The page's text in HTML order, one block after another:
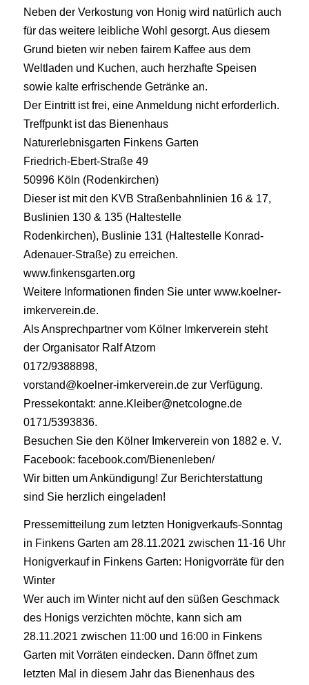
Neben der Verkostung von Honig wird natürlich auch
für das weitere leibliche Wohl gesorgt. Aus diesem
Grund bieten wir neben fairem Kaffee aus dem
Weltladen und Kuchen, auch herzhafte Speisen
sowie kalte erfrischende Getränke an.
Der Eintritt ist frei, eine Anmeldung nicht erforderlich.
Treffpunkt ist das Bienenhaus
Naturerlebnisgarten Finkens Garten
Friedrich-Ebert-Straße 49
50996 Köln (Rodenkirchen)
Dieser ist mit den KVB Straßenbahnlinien 16 & 17,
Buslinien 130 & 135 (Haltestelle
Rodenkirchen), Buslinie 131 (Haltestelle Konrad-
Adenauer-Straße) zu erreichen.
www.finkensgarten.org
Weitere Informationen finden Sie unter www.koelner-
imkerverein.de.
Als Ansprechpartner vom Kölner Imkerverein steht
der Organisator Ralf Atzorn
0172/9388898,
vorstand@koelner-imkerverein.de zur Verfügung.
Pressekontakt: anne.Kleiber@netcologne.de
0171/5393836.
Besuchen Sie den Kölner Imkerverein von 1882 e. V.
Facebook: facebook.com/Bienenleben/
Wir bitten um Ankündigung! Zur Berichterstattung
sind Sie herzlich eingeladen!
Pressemitteilung zum letzten Honigverkaufs-Sonntag
in Finkens Garten am 28.11.2021 zwischen 11-16 Uhr
Honigverkauf in Finkens Garten: Honigvorräte für den
Winter
Wer auch im Winter nicht auf den süßen Geschmack
des Honigs verzichten möchte, kann sich am
28.11.2021 zwischen 11:00 und 16:00 in Finkens
Garten mit Vorräten eindecken. Dann öffnet zum
letzten Mal in diesem Jahr das Bienenhaus des